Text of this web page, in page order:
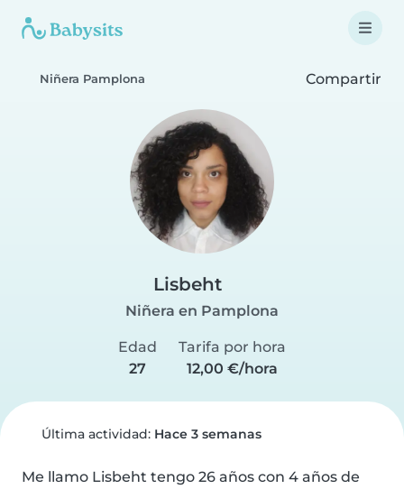
Niñera Pamplona Compartir
Lisbeht
Niñera en Pamplona
Edad
27
Tarifa por hora
12,00 €/hora
Última actividad: Hace 3 semanas
Me llamo Lisbeht tengo 26 años con 4 años de